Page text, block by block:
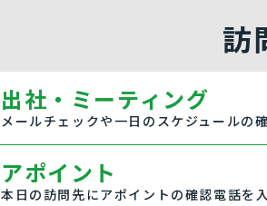
訪
出社・ミーティング
メールチェックや一日のスケジュールの
アポイント
本日の訪問先にアポイントの確認電話を